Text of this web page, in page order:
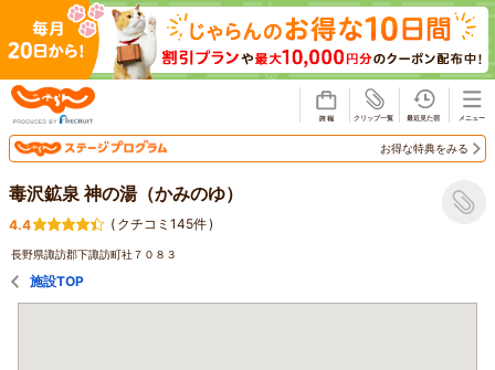
お得な特典をみる
毒沢鉱泉 神の湯（かみのゆ）
4.4 ( クチコミ145件)
長野県諏訪郡下諏訪町社７０８３
施設TOP